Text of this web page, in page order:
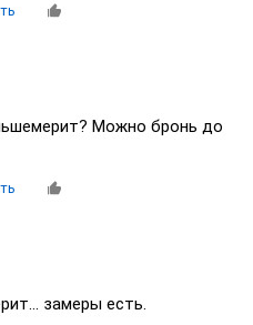
Можно бронь до
замеры есть.